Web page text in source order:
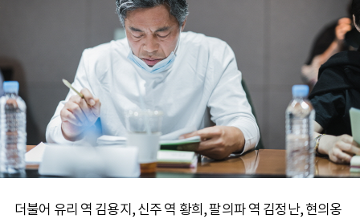
더불어 유리 역 김용지, 신주 역 황희, 팔의파 역 김정난, 현의옹